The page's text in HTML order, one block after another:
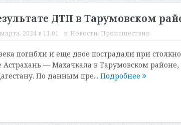
ДТП в Тарумовском
2024 в 11:01 в: Новости, Происшествия
погибли и еще двое пострадали при
Астрахань — Махачкала в Тарумовском
По данным пре... Подробнее